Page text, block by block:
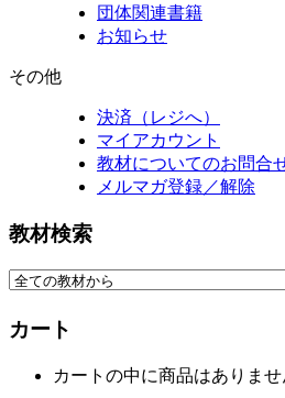
団体関連書籍
お知らせ
その他
決済（レジへ）
マイアカウント
教材についてのお問合
メルマガ登録／解除
教材検索
カート
カートの中に商品はありませ